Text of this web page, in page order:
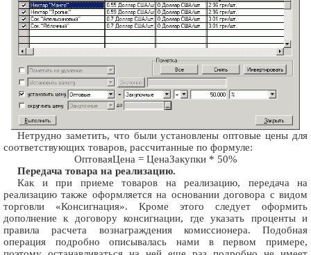
Нетрудно заметить, что были установлены оптовые цены для
соответствующих товаров, рассчитанные по формуле:
ОптоваяЦена = ЦенаЗакупки * 50%
Передача товара на реализацию.
Как и при приеме товаров на реализацию, передача на
реализацию также оформляется на основании договора с видом
торговли «Консигнация». Кроме этого следует оформить
дополнение к договору консигнации, где указать проценты и
правила расчета вознаграждения комиссионера. Подобная
операция подробно описывалась нами в первом примере,